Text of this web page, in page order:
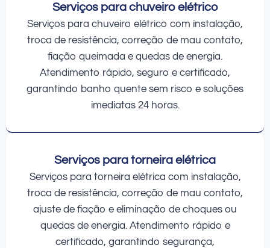
Serviços para chuveiro elétrico
Serviços para chuveiro elétrico com instalação,
troca de resistência, correção de mau contato,
fiação queimada e quedas de energia.
Atendimento rápido, seguro e certificado,
garantindo banho quente sem risco e soluções
imediatas 24 horas.
Serviços para torneira elétrica
Serviços para torneira elétrica com instalação,
troca de resistência, correção de mau contato,
ajuste de fiação e eliminação de choques ou
quedas de energia. Atendimento rápido e
certificado, garantindo segurança,